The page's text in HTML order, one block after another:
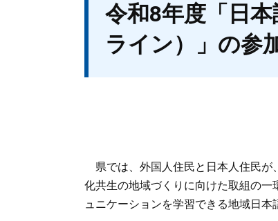
令和8年度「日
ライン）」の参
県では、外国人住民と日本人住民が
化共生の地域づくりに向けた取組の一
ュニケーションを学習できる地域日本